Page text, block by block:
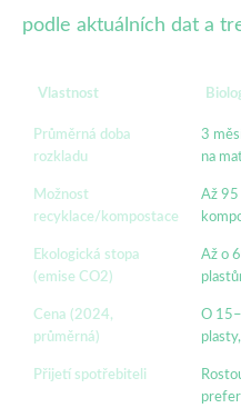
podle aktuálních dat a
Vlastnost
Průměrná doba
rozkladu
3
na
Možnost
recyklace/kompostace
Až 95
Ekologická stopa
(emise CO2)
Až o
Cena (2024,
průměrná)
O
Přijetí spotřebiteli